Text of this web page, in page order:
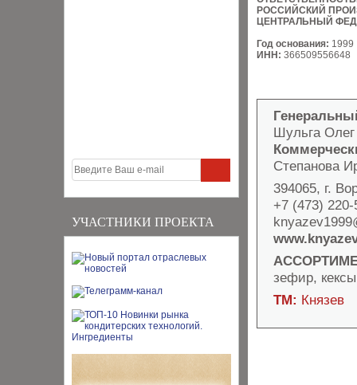
УЧАСТНИКИ ПРОЕКТА
РОССИЙСКИЙ
ЦЕНТРАЛЬНЫЙ
Год основания: 1999
ИНН: 366509556648
Шульга
Степанова
394065, г.
+7 (473)
зефир,
ТМ: Князев